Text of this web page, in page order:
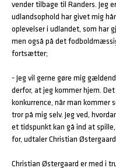
vender tilbage til Randers. Jeg
udlandsophold har givet mig
oplevelser i udlandet, som har
men også på det
fortsætter;
- Jeg vil gerne gøre mig
derfor, at jeg kommer hjem.
konkurrence, når man kommer
tror på mig selv. Jeg ved,
et tidspunkt kan gå ind at
for, udtaler Christian
Christian Østergaard er med i